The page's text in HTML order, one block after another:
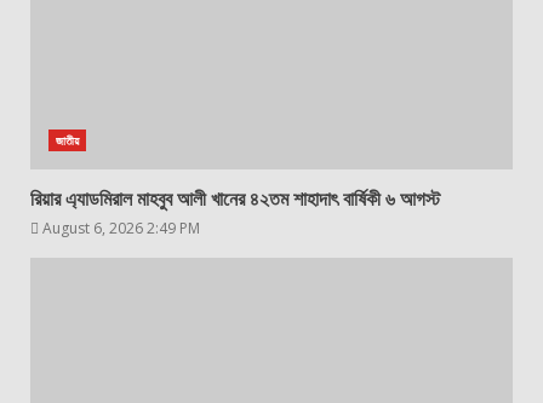
জাতীয়
রিয়ার এ্যাডমিরাল মাহবুব আলী খানের ৪২তম শাহাদাৎ বার্ষিকী ৬ আগস্ট
August 6, 2026 2:49 PM